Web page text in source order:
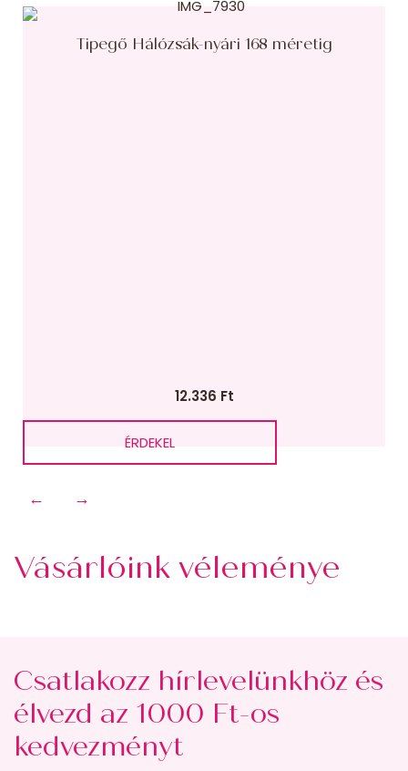
Tipegő Hálózsák-nyári 168 méretig
12.336 Ft
ÉRDEKEL
← →
Vásárlóink véleménye
Csatlakozz hírlevelünkhöz és
élvezd az 1000 Ft-os
kedvezményt